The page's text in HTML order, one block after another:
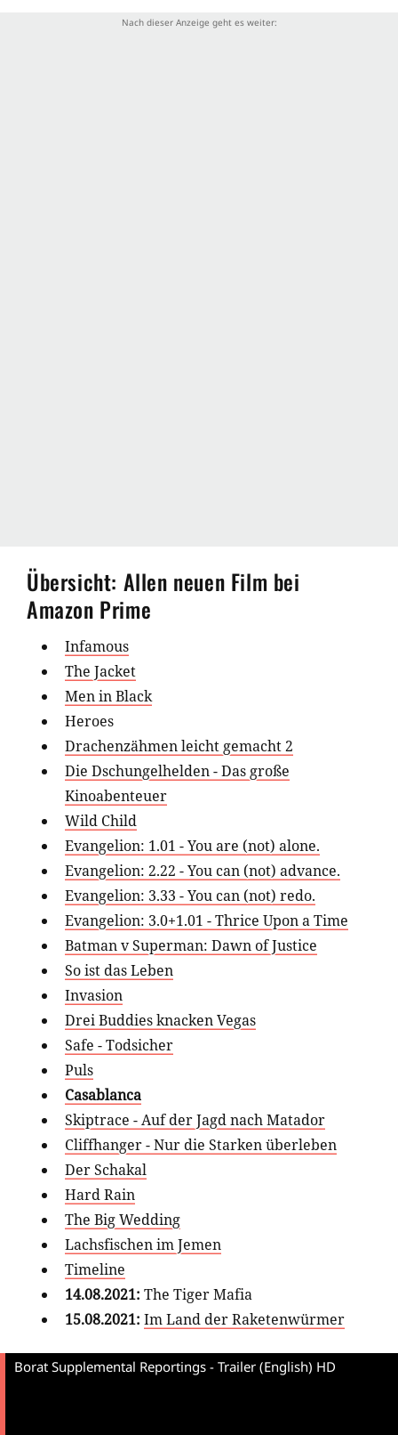
Übersicht: Allen neuen Film bei
Amazon Prime
Infamous
The Jacket
Men in Black
Heroes
Drachenzähmen leicht gemacht 2
Die Dschungelhelden - Das große
Kinoabenteuer
Wild Child
Evangelion: 1.01 - You are (not) alone.
Evangelion: 2.22 - You can (not) advance.
Evangelion: 3.33 - You can (not) redo.
Evangelion: 3.0+1.01 - Thrice Upon a Time
Batman v Superman: Dawn of Justice
So ist das Leben
Invasion
Drei Buddies knacken Vegas
Safe - Todsicher
Puls
Casablanca
Skiptrace - Auf der Jagd nach Matador
Cliffhanger - Nur die Starken überleben
Der Schakal
Hard Rain
The Big Wedding
Lachsfischen im Jemen
Timeline
14.08.2021: The Tiger Mafia
15.08.2021: Im Land der Raketenwürmer
Borat Supplemental Reportings - Trailer (English) HD